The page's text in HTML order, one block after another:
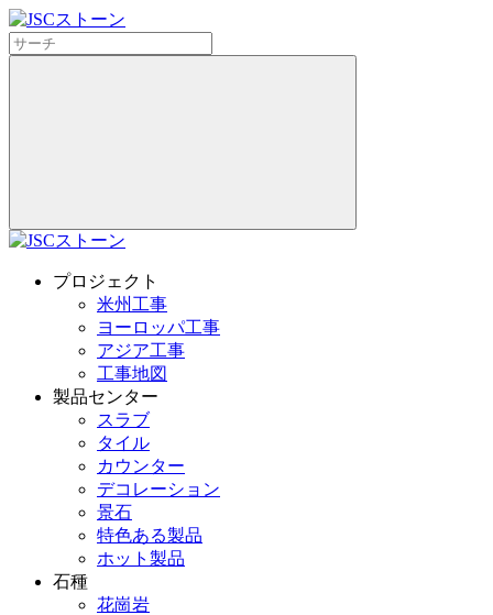
プロジェクト
米州工事
ヨーロッパ工事
アジア工事
工事地図
製品センター
スラブ
タイル
カウンター
デコレーション
景石
特色ある製品
ホット製品
石種
花崗岩